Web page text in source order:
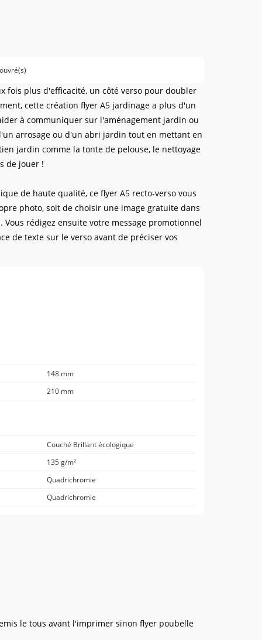
fois plus d'efficacité, un côté verso pour doubler
cette création flyer A5 jardinage a plus d'un
à communiquer sur l'aménagement jardin ou
arrosage ou d'un abri jardin tout en mettant en
jardin comme la tonte de pelouse, le nettoyage
de jouer !
de haute qualité, ce flyer A5 recto-verso vous
photo, soit de choisir une image gratuite dans
rédigez ensuite votre message promotionnel
de texte sur le verso avant de préciser vos
148 mm
210 mm
Couché Brillant écologique
135 g/m²
Quadrichromie
Quadrichromie
le tous avant l'imprimer sinon flyer poubelle